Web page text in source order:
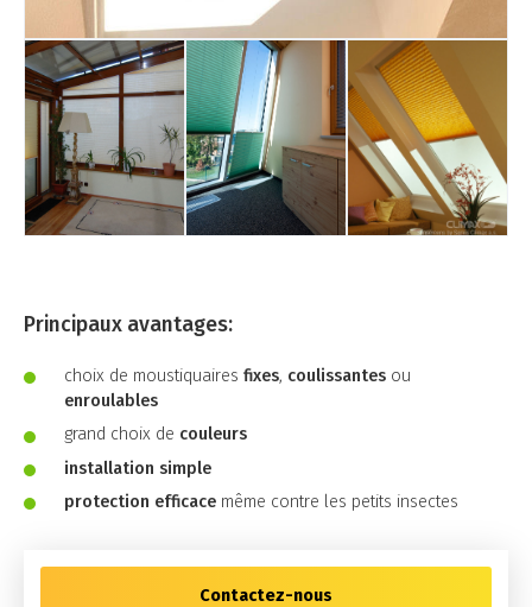
Principaux avantages:
choix de moustiquaires fixes, coulissantes ou
enroulables
grand choix de couleurs
installation simple
protection efficace même contre les petits insectes
Contactez-nous